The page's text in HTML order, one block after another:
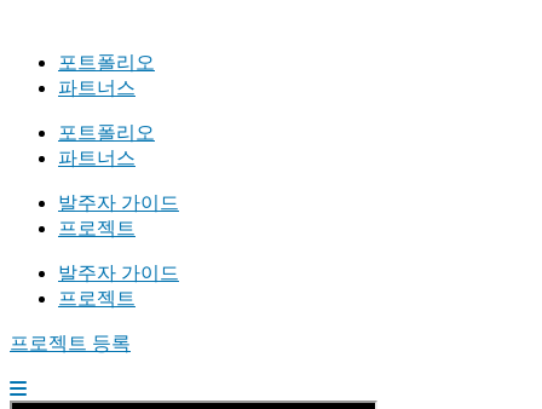
포트폴리오
파트너스
포트폴리오
파트너스
발주자 가이드
프로젝트
발주자 가이드
프로젝트
프로젝트 등록